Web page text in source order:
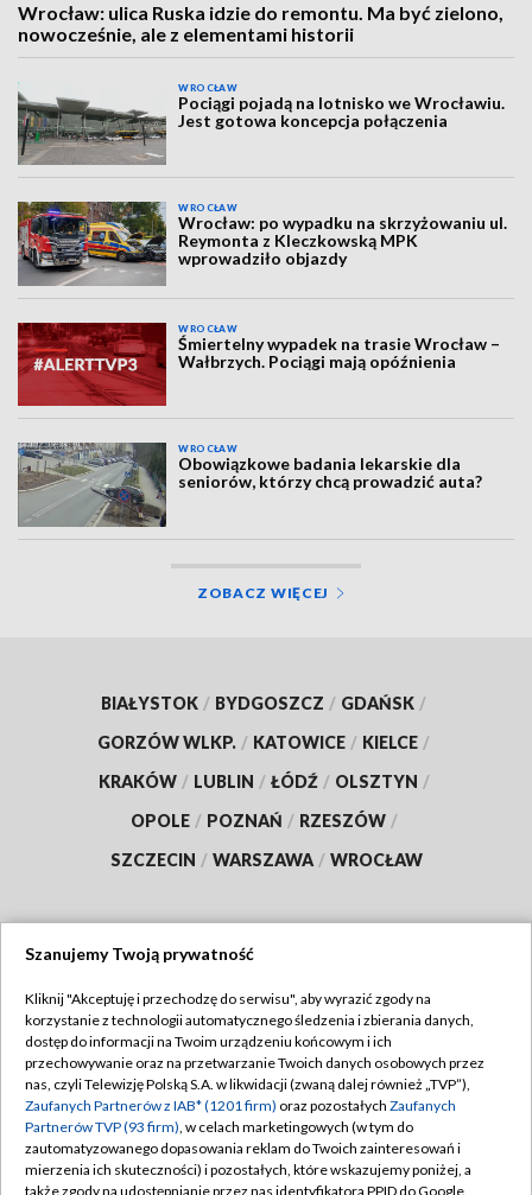
Wrocław: ulica Ruska idzie do remontu. Ma być zielono,
nowocześnie, ale z elementami historii
WROCŁAW
Pociągi pojadą na lotnisko we Wrocławiu.
Jest gotowa koncepcja połączenia
WROCŁAW
Wrocław: po wypadku na skrzyżowaniu ul.
Reymonta z Kleczkowską MPK
wprowadziło objazdy
WROCŁAW
Śmiertelny wypadek na trasie Wrocław –
Wałbrzych. Pociągi mają opóźnienia
WROCŁAW
Obowiązkowe badania lekarskie dla
seniorów, którzy chcą prowadzić auta?
ZOBACZ WIĘCEJ
BIAŁYSTOK / BYDGOSZCZ / GDAŃSK /
GORZÓW WLKP. / KATOWICE / KIELCE /
KRAKÓW / LUBLIN / ŁÓDŹ / OLSZTYN /
OPOLE / POZNAŃ / RZESZÓW /
SZCZECIN / WARSZAWA / WROCŁAW
TVP
Abonament TVP
Emisja w TVP
Centrum informacji TVP
Naziemna Telewizja Cyfrowa
Regulamin TVP
Polityka prywatności
Moje zgody
Pomoc
Szanujemy Twoją prywatność
Kliknij "Akceptuję i przechodzę do serwisu", aby wyrazić zgody na
korzystanie z technologii automatycznego śledzenia i zbierania danych,
dostęp do informacji na Twoim urządzeniu końcowym i ich
przechowywanie oraz na przetwarzanie Twoich danych osobowych przez
nas, czyli Telewizję Polską S.A. w likwidacji (zwaną dalej również „TVP”),
Zaufanych Partnerów z IAB* (1201 firm) oraz pozostałych Zaufanych
Partnerów TVP (93 firm), w celach marketingowych (w tym do
zautomatyzowanego dopasowania reklam do Twoich zainteresowań i
mierzenia ich skuteczności) i pozostałych, które wskazujemy poniżej, a
także zgody na udostępnianie przez nas identyfikatora PPID do Google.